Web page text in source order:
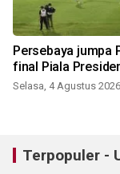
Persebaya jumpa
final Piala
Selasa, 4 Agustus 2026
Terpopuler -